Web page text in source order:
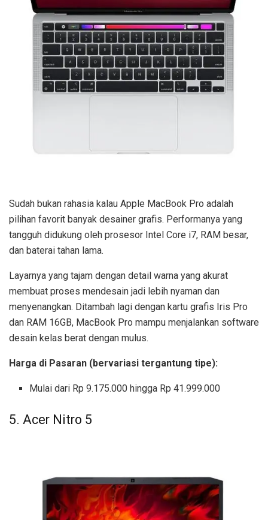
Sudah bukan rahasia kalau Apple MacBook Pro adalah
pilihan favorit banyak desainer grafis. Performanya yang
tangguh didukung oleh prosesor Intel Core i7, RAM besar,
dan baterai tahan lama.
Layarnya yang tajam dengan detail warna yang akurat
membuat proses mendesain jadi lebih nyaman dan
menyenangkan. Ditambah lagi dengan kartu grafis Iris Pro
dan RAM 16GB, MacBook Pro mampu menjalankan software
desain kelas berat dengan mulus.
Harga di Pasaran (bervariasi tergantung tipe):
Mulai dari Rp 9.175.000 hingga Rp 41.999.000
5. Acer Nitro 5